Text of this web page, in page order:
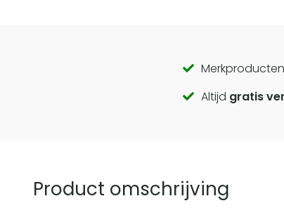
Call
toAltijd gratis
Product omschrijving